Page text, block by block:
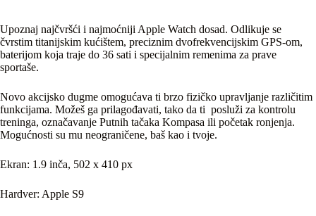
Upoznaj najčvršći i najmoćniji Apple Watch dosad. Odlikuje se
čvrstim titanijskim kućištem, preciznim dvofrekvencijskim GPS-om,
baterijom koja traje do 36 sati i specijalnim remenima za prave
sportaše.
Novo akcijsko dugme omogućava ti brzo fizičko upravljanje različitim
funkcijama. Možeš ga prilagođavati, tako da ti posluži za kontrolu
treninga, označavanje Putnih tačaka Kompasa ili početak ronjenja.
Mogućnosti su mu neograničene, baš kao i tvoje.
Ekran: 1.9 inča, 502 x 410 px
Hardver: Apple S9